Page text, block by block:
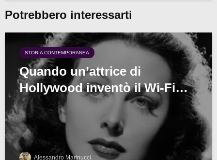
Potrebbero interessarti
STORIA CONTEMPORANEA
Quando un’attrice di
Hollywood inventò il Wi-Fi…
Alessandro Marinucci